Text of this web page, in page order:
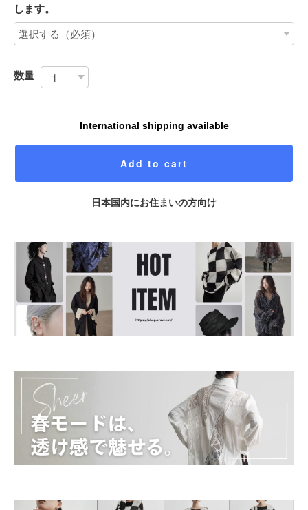
します。
数量
International shipping available
Add to cart
日本国内にお住まいの方向け